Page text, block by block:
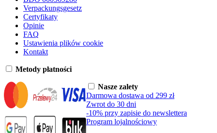
Verpackungsgesetz
Certyfikaty
Opinie
FAQ
Ustawienia plików cookie
Kontakt
Metody płatności
Nasze zalety
Darmowa dostawa od 299 zł
Zwrot do 30 dni
-10% przy zapisie do newslettera
Program lojalnościowy